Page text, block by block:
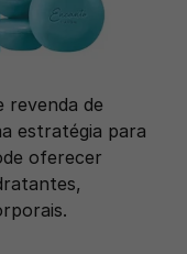
revenda de
estratégia para
oferecer